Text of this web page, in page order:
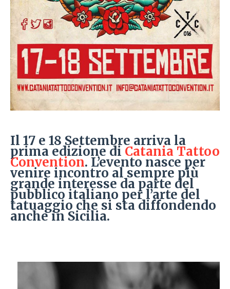
Il 17 e 18 Settembre arriva la
prima edizione di Catania Tattoo
Convention. L’evento nasce per
venire incontro al sempre più
grande interesse da parte del
pubblico italiano per l’arte del
tatuaggio che si sta diffondendo
anche in Sicilia.